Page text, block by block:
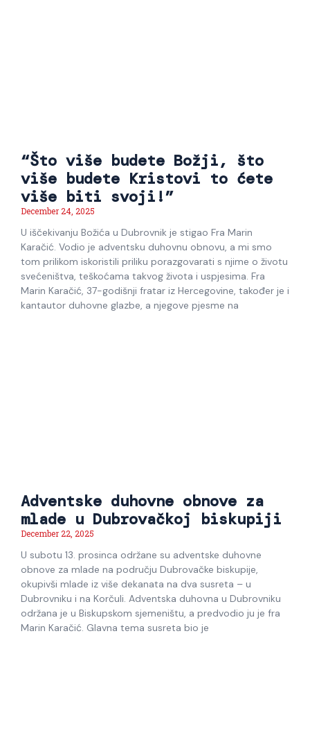
“Što više budete Božji, što
više budete Kristovi to ćete
više biti svoji!”
December 24, 2025
U iščekivanju Božića u Dubrovnik je stigao Fra Marin
Karačić. Vodio je adventsku duhovnu obnovu, a mi smo
tom prilikom iskoristili priliku porazgovarati s njime o životu
svećeništva, teškoćama takvog života i uspjesima. Fra
Marin Karačić, 37-godišnji fratar iz Hercegovine, također je i
kantautor duhovne glazbe, a njegove pjesme na
Adventske duhovne obnove za
mlade u Dubrovačkoj biskupiji
December 22, 2025
U subotu 13. prosinca održane su adventske duhovne
obnove za mlade na području Dubrovačke biskupije,
okupivši mlade iz više dekanata na dva susreta – u
Dubrovniku i na Korčuli. Adventska duhovna u Dubrovniku
održana je u Biskupskom sjemeništu, a predvodio ju je fra
Marin Karačić. Glavna tema susreta bio je